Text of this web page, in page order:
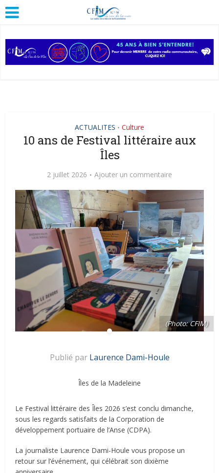
ACTUALITES • Culture
10 ans de Festival littéraire aux
Îles
2 juillet 2026 Ajouter un commentaire
(Photo: CFIM)
Publié par Laurence Dami-Houle
Îles de la Madeleine
Le Festival littéraire des Îles 2026 s’est conclu dimanche,
sous les regards satisfaits de la Corporation de
développement portuaire de l’Anse (CDPA).
La journaliste Laurence Dami-Houle vous propose un
retour sur l’événement, qui célébrait son dixième